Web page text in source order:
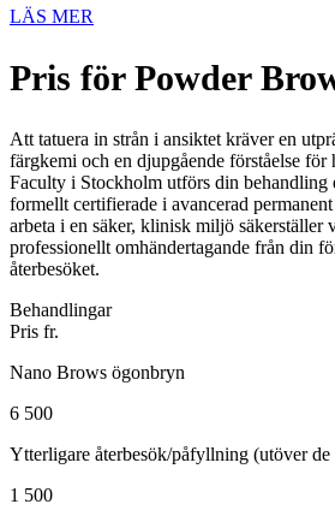
LÄS MER
Pris för Powder
Att tatuera in strån i ansiktet kräver en
färgkemi och en djupgående förståelse
Faculty i Stockholm utförs din behandling
formellt certifierade i avancerad
arbeta i en säker, klinisk miljö säkerställer
professionellt omhändertagande från din
återbesöket.
Behandlingar
Pris fr.
Nano Brows ögonbryn
6 500
Ytterligare återbesök/påfyllning (utöver de
1 500